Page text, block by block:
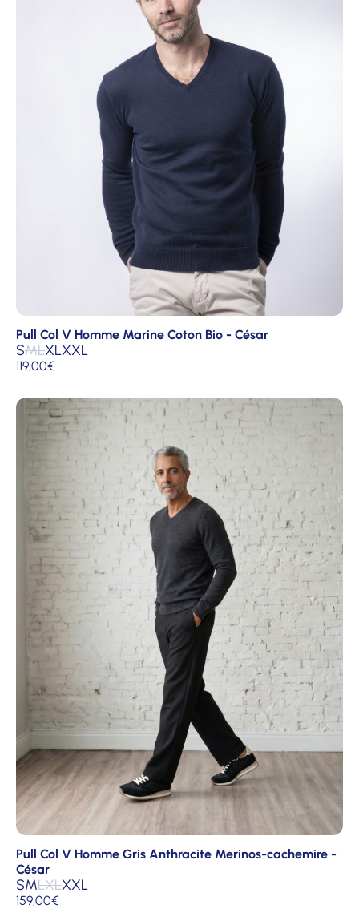
Pull Col V Homme Marine Coton Bio - César
SMLXLXXL
119,00€
Pull Col V Homme Gris Anthracite Merinos-cachemire -
César
SMLXLXXL
159,00€